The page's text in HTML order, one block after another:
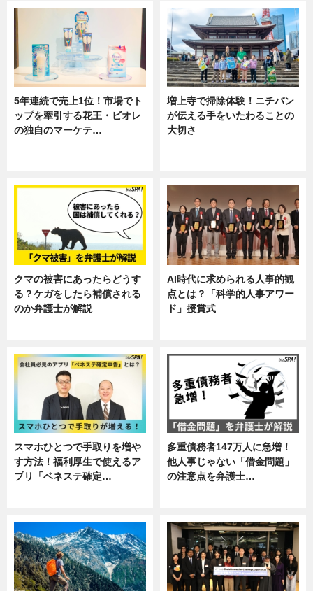
5年連続で売上1位！市場でト
ップを牽引する花王・ビオレ
の独自のマーケテ…
増上寺で掃除体験！ニチバン
が伝える手をいたわることの
大切さ
クマの被害にあったらどうす
る？ケガをしたら補償される
のか弁護士が解説
AI時代に求められる人事的観
点とは？「科学的人事アワー
ド」授賞式
スマホひとつで手取りを増や
す方法！福利厚生で使えるア
プリ「ベネステ確定…
多重債務者147万人に急増！
他人事じゃない「借金問題」
の注意点を弁護士…